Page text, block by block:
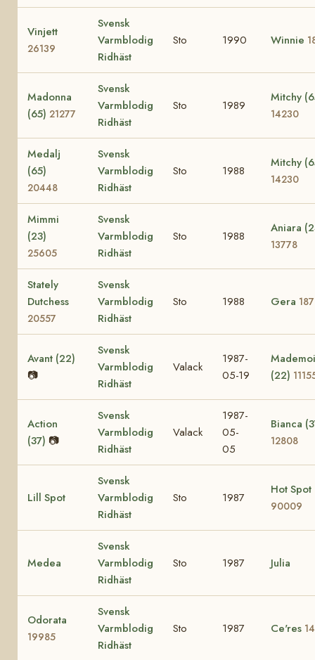
Vinjett
26139
Svensk
Varmblodig
Ridhäst
Sto 1990 Winnie
Madonna
(65) 21277
Svensk
Varmblodig
Ridhäst
Sto 1989
Mitchy
14230
Medalj
(65)
20448
Svensk
Varmblodig
Ridhäst
Sto 1988
Mitchy
14230
Mimmi
(23)
25605
Svensk
Varmblodig
Ridhäst
Sto 1988
Aniara
13778
Stately
Dutchess
20557
Svensk
Varmblodig
Ridhäst
Sto 1988 Gera
Avant (22)
📷
Svensk
Varmblodig
Ridhäst
Valack
1987-
05-19
(22)
Action
(37) 📷
Svensk
Varmblodig
Ridhäst
Valack
1987-
05-
05
Bianca
12808
Lill Spot
Svensk
Varmblodig
Ridhäst
Sto 1987
Hot Spot
90009
Medea
Svensk
Varmblodig
Ridhäst
Sto 1987 Julia
Odorata
19985
Svensk
Varmblodig
Ridhäst
Sto 1987 Ce'res